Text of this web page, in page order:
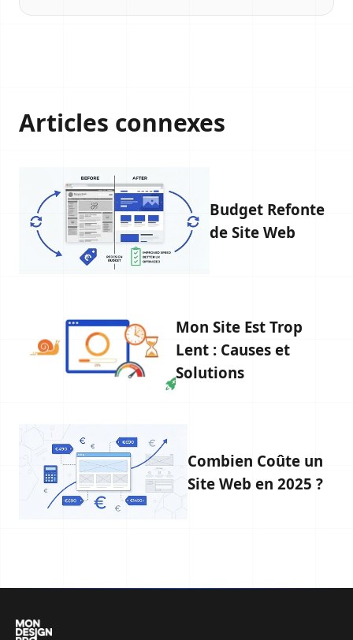
Articles connexes
Budget Refonte
de Site Web
Mon Site Est Trop
Lent : Causes et
Solutions
Combien Coûte un
Site Web en 2025 ?